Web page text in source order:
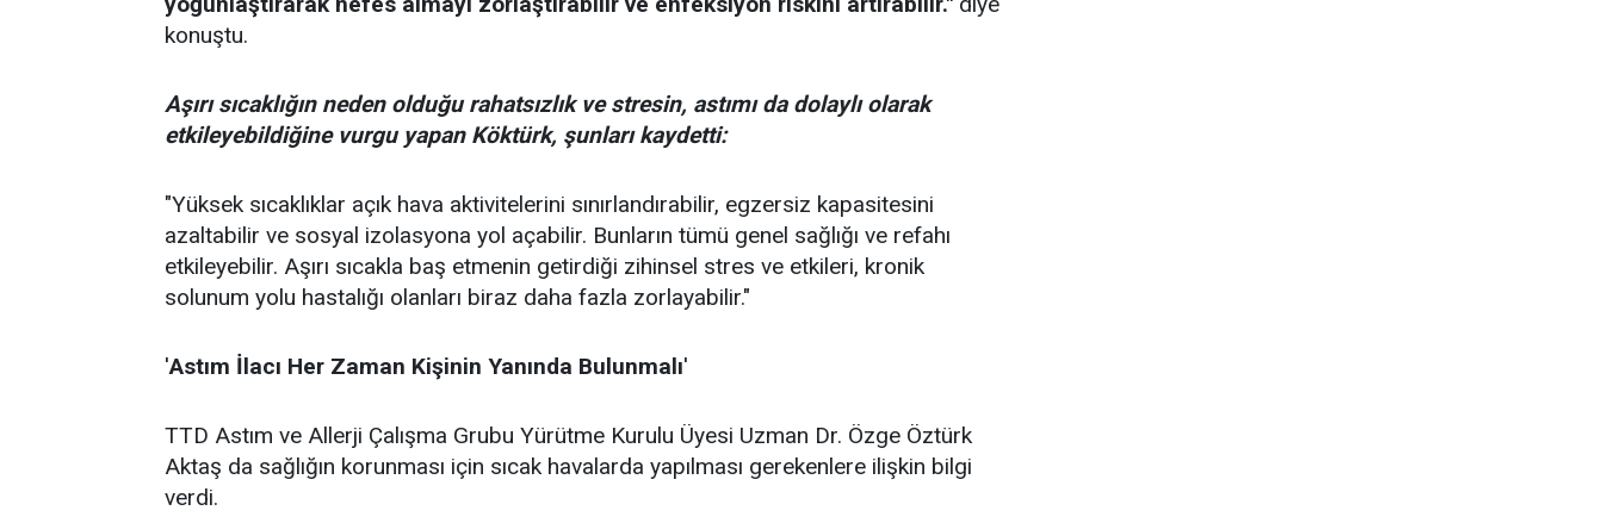
konuştu.
Aşırı sıcaklığın neden olduğu rahatsızlık ve stresin, astımı da dolaylı olarak
etkileyebildiğine vurgu yapan Köktürk, şunları kaydetti:
"Yüksek sıcaklıklar açık hava aktivitelerini sınırlandırabilir, egzersiz kapasitesini
azaltabilir ve sosyal izolasyona yol açabilir. Bunların tümü genel sağlığı ve refahı
etkileyebilir. Aşırı sıcakla baş etmenin getirdiği zihinsel stres ve etkileri, kronik
solunum yolu hastalığı olanları biraz daha fazla zorlayabilir."
'Astım İlacı Her Zaman Kişinin Yanında Bulunmalı'
TTD Astım ve Allerji Çalışma Grubu Yürütme Kurulu Üyesi Uzman Dr. Özge Öztürk
Aktaş da sağlığın korunması için sıcak havalarda yapılması gerekenlere ilişkin bilgi
verdi.